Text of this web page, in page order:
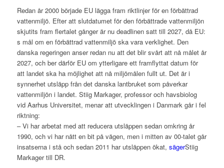
Redan år 2000 började EU lägga fram riktlinjer för en förbättrad
vattenmiljö. Efter att slutdatumet för den förbättrade vattenmiljön
skjutits fram flertalet gånger är nu deadlinen satt till 2027, då EU:
s mål om en förbättrad vattenmiljö ska vara verklighet. Den
danska regeringen anser redan nu att det blir svårt att nå målet år
2027, och ber därför EU om ytterligare ett framflyttat datum för
att landet ska ha möjlighet att nå miljömålen fullt ut. Det är i
synnerhet utsläpp från det danska lantbruket som påverkar
vattenmiljön i landet. Stiig Markager, professor och havsbiolog
vid Aarhus Universitet, menar att utvecklingen i Danmark går i fel
riktning:
– Vi har arbetat med att reducera utsläppen sedan omkring år
1990, och vi har nått en bit på vägen, men i mitten av 00-talet går
insatserna i stå och sedan 2011 har utsläppen ökat, sägerStiig
Markager till DR.